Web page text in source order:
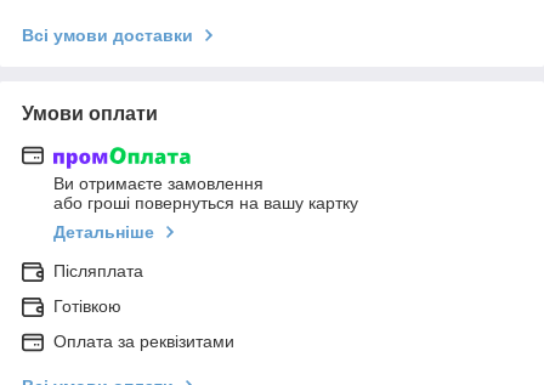
Всі умови доставки
Умови оплати
Ви отримаєте замовлення
або гроші повернуться на вашу картку
Детальніше
Післяплата
Готівкою
Оплата за реквізитами